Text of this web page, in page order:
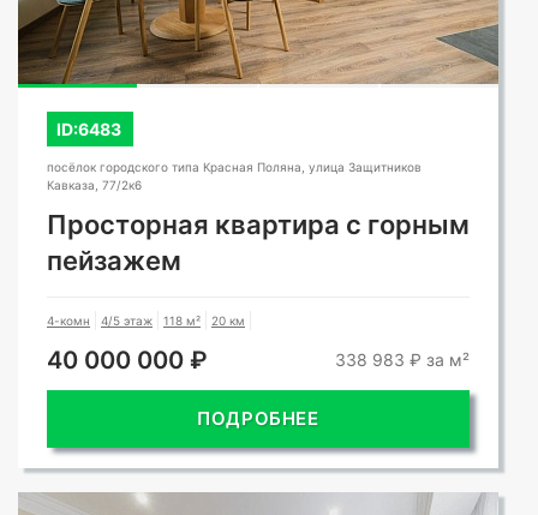
ID:6483
посёлок городского типа Красная Поляна, улица Защитников
Кавказа, 77/2к6
Просторная квартира с горным
пейзажем
4-комн 4/5 этаж 118 м² 20 км
40 000 000 ₽ 338 983 ₽ за м²
ПОДРОБНЕЕ